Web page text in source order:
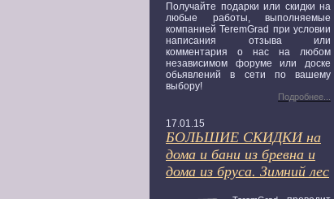
Получайте подарки или скидки на
любые работы, выполняемые
компанией TeremGrad при условии
написания отзыва или
комментария о нас на любом
независимом форуме или доске
обьявлений в сети по вашему
выбору!
Подробнее...
17.01.15
БОЛЬШИЕ СКИДКИ на
дома и бани из бревна и
дома из бруса. Зимний лес